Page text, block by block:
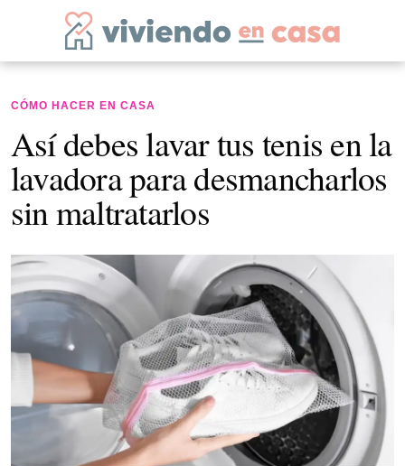
CÓMO HACER EN CASA
Así debes lavar tus tenis en la
lavadora para desmancharlos
sin maltratarlos